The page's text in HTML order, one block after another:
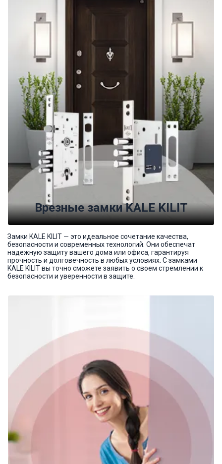
Врезные замки KALE KILIT
Замки KALE KILIT — это идеальное сочетание качества,
безопасности и современных технологий. Они обеспечат
надежную защиту вашего дома или офиса, гарантируя
прочность и долговечность в любых условиях. С замками
KALE KILIT вы точно сможете заявить о своем стремлении к
безопасности и уверенности в защите.